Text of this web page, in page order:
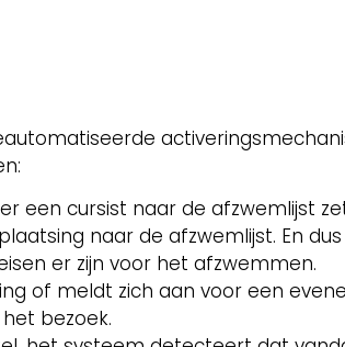
een cursist naar de afzwemlijst
naar de afzwemlijst. En
er zijn voor het afzwemmen.
of meldt zich aan voor een
bezoek.